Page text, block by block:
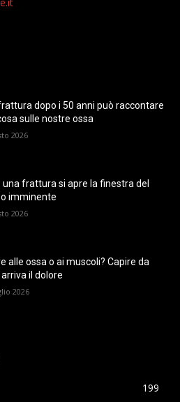
dopo i 50 anni può raccontare
sulle nostre ossa
2026
una frattura si apre la finestra del
imminente
2026
alle ossa o ai muscoli? Capire da
il dolore
2026
199